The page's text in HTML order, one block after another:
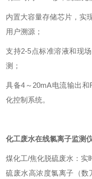
内置大容量存储芯片，实
用户溯源；
支持2-5点标准溶液和现
测；
具备4～20mA电流输出
化控制系统。
化工废水在线氯离子监测
煤化工/焦化脱硫废水：实
硫废水高浓度氯离子（数